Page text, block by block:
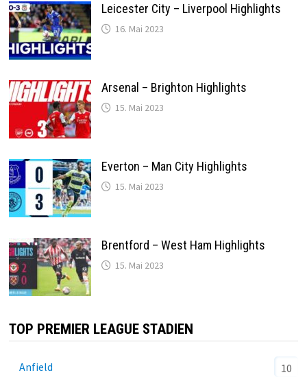
Leicester City – Liverpool Highlights
16. Mai 2023
Arsenal – Brighton Highlights
15. Mai 2023
Everton – Man City Highlights
15. Mai 2023
Brentford – West Ham Highlights
15. Mai 2023
TOP PREMIER LEAGUE STADIEN
Anfield 10